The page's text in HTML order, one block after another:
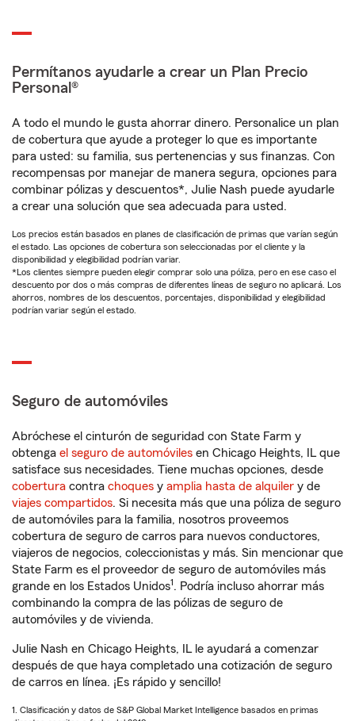
Permítanos ayudarle a crear un Plan Precio
Personal®
A todo el mundo le gusta ahorrar dinero. Personalice un plan
de cobertura que ayude a proteger lo que es importante
para usted: su familia, sus pertenencias y sus finanzas. Con
recompensas por manejar de manera segura, opciones para
combinar pólizas y descuentos*, Julie Nash puede ayudarle
a crear una solución que sea adecuada para usted.
Los precios están basados en planes de clasificación de primas que varían según
el estado. Las opciones de cobertura son seleccionadas por el cliente y la
disponibilidad y elegibilidad podrían variar.
*Los clientes siempre pueden elegir comprar solo una póliza, pero en ese caso el
descuento por dos o más compras de diferentes líneas de seguro no aplicará. Los
ahorros, nombres de los descuentos, porcentajes, disponibilidad y elegibilidad
podrían variar según el estado.
Seguro de automóviles
Abróchese el cinturón de seguridad con State Farm y
obtenga el seguro de automóviles en Chicago Heights, IL que
satisface sus necesidades. Tiene muchas opciones, desde
cobertura contra choques y amplia hasta de alquiler y de
viajes compartidos. Si necesita más que una póliza de seguro
de automóviles para la familia, nosotros proveemos
cobertura de seguro de carros para nuevos conductores,
viajeros de negocios, coleccionistas y más. Sin mencionar que
State Farm es el proveedor de seguro de automóviles más
grande en los Estados Unidos1. Podría incluso ahorrar más
combinando la compra de las pólizas de seguro de
automóviles y de vivienda.
Julie Nash en Chicago Heights, IL le ayudará a comenzar
después de que haya completado una cotización de seguro
de carros en línea. ¡Es rápido y sencillo!
1. Clasificación y datos de S&P Global Market Intelligence basados en primas